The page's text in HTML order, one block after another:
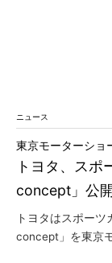
ニュース
トヨタ、スポ
concept」公
東京モーターショ
トヨタはスポーツ
concept」を東京